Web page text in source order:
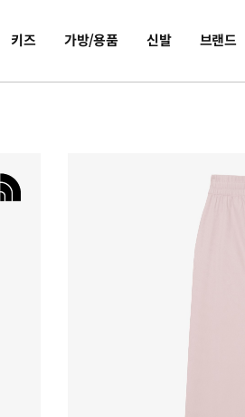
키즈 가방/용품 신발 브랜드